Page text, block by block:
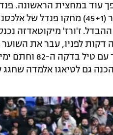
לפניו, עבר את השוער
הגאורגי השלים
גם לטיאגו אלמדה